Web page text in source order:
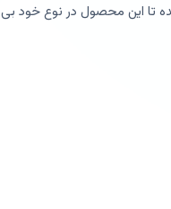
تا این محصول در نوع خود بی